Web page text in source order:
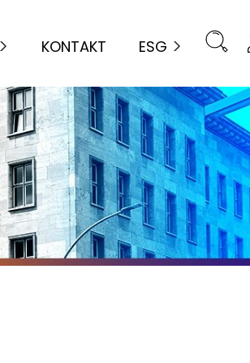
KONTAKT ESG